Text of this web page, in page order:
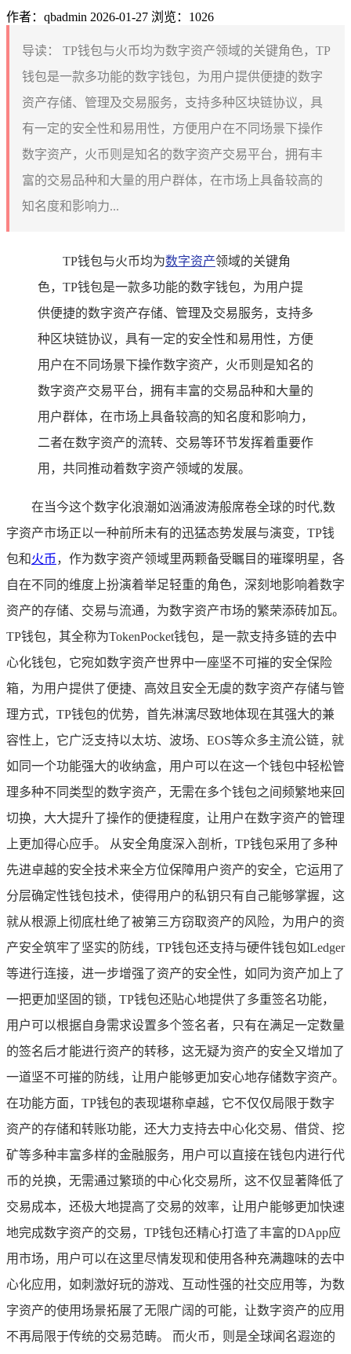
作者：qbadmin 2026-01-27 浏览：1026
导读：
TP钱包与火币均为数字资产领域的关键角色，TP
钱包是一款多功能的数字钱包，为用户提供便捷的数字
资产存储、管理及交易服务，支持多种区块链协议，具
有一定的安全性和易用性，方便用户在不同场景下操作
数字资产，火币则是知名的数字资产交易平台，拥有丰
富的交易品种和大量的用户群体，在市场上具备较高的
知名度和影响力...
TP钱包与火币均为数字资产领域的关键角
色，TP钱包是一款多功能的数字钱包，为用户提
供便捷的数字资产存储、管理及交易服务，支持多
种区块链协议，具有一定的安全性和易用性，方便
用户在不同场景下操作数字资产，火币则是知名的
数字资产交易平台，拥有丰富的交易品种和大量的
用户群体，在市场上具备较高的知名度和影响力，
二者在数字资产的流转、交易等环节发挥着重要作
用，共同推动着数字资产领域的发展。
在当今这个数字化浪潮如汹涌波涛般席卷全球的时代,数
字资产市场正以一种前所未有的迅猛态势发展与演变，TP钱
包和火币 ，作为数字资产领域里两颗备受瞩目的璀璨明星，各
自在不同的维度上扮演着举足轻重的角色，深刻地影响着数字
资产的存储、交易与流通，为数字资产市场的繁荣添砖加瓦。
TP钱包，其全称为TokenPocket钱包，是一款支持多链的去中
心化钱包，它宛如数字资产世界中一座坚不可摧的安全保险
箱，为用户提供了便捷、高效且安全无虞的数字资产存储与管
理方式，TP钱包的优势，首先淋漓尽致地体现在其强大的兼
容性上，它广泛支持以太坊、波场、EOS等众多主流公链，就
如同一个功能强大的收纳盒，用户可以在这一个钱包中轻松管
理多种不同类型的数字资产，无需在多个钱包之间频繁地来回
切换，大大提升了操作的便捷程度，让用户在数字资产的管理
上更加得心应手。 从安全角度深入剖析，TP钱包采用了多种
先进卓越的安全技术来全方位保障用户资产的安全，它运用了
分层确定性钱包技术，使得用户的私钥只有自己能够掌握，这
就从根源上彻底杜绝了被第三方窃取资产的风险，为用户的资
产安全筑牢了坚实的防线，TP钱包还支持与硬件钱包如Ledger
等进行连接，进一步增强了资产的安全性，如同为资产加上了
一把更加坚固的锁，TP钱包还贴心地提供了多重签名功能，
用户可以根据自身需求设置多个签名者，只有在满足一定数量
的签名后才能进行资产的转移，这无疑为资产的安全又增加了
一道坚不可摧的防线，让用户能够更加安心地存储数字资产。
在功能方面，TP钱包的表现堪称卓越，它不仅仅局限于数字
资产的存储和转账功能，还大力支持去中心化交易、借贷、挖
矿等多种丰富多样的金融服务，用户可以直接在钱包内进行代
币的兑换，无需通过繁琐的中心化交易所，这不仅显著降低了
交易成本，还极大地提高了交易的效率，让用户能够更加快速
地完成数字资产的交易，TP钱包还精心打造了丰富的DApp应
用市场，用户可以在这里尽情发现和使用各种充满趣味的去中
心化应用，如刺激好玩的游戏、互动性强的社交应用等，为数
字资产的使用场景拓展了无限广阔的可能，让数字资产的应用
不再局限于传统的交易范畴。 而火币，则是全球闻名遐迩的